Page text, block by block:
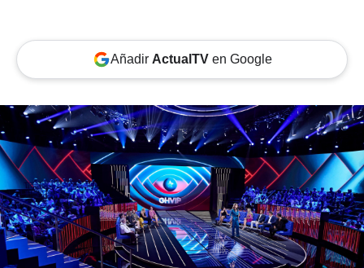
Añadir ActualTVen Google